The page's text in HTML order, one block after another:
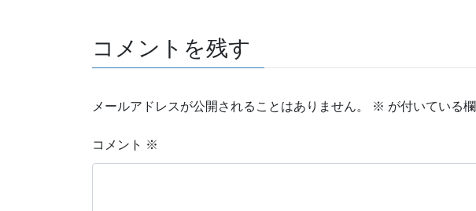
コメントを残す
メールアドレスが公開されることはありません。 ※ が付いている
コメント ※